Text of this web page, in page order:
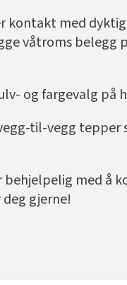
kontakt med
våtroms belegg
og fargevalg
til-vegg
behjelpelig med
gjerne!